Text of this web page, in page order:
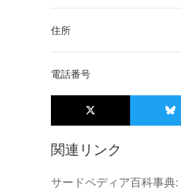
住所
電話番号
関連リンク
サードペディア百科事典: